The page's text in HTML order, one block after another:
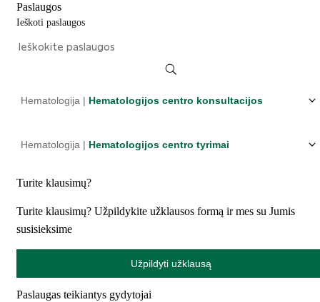
Paslaugos
Ieškoti paslaugos
Hematologija | Hematologijos centro konsultacijos
Hematologija | Hematologijos centro tyrimai
Turite klausimų?
Turite klausimų? Užpildykite užklausos formą ir mes su Jumis
susisieksime
Užpildyti užklausą
Paslaugas teikiantys gydytojai